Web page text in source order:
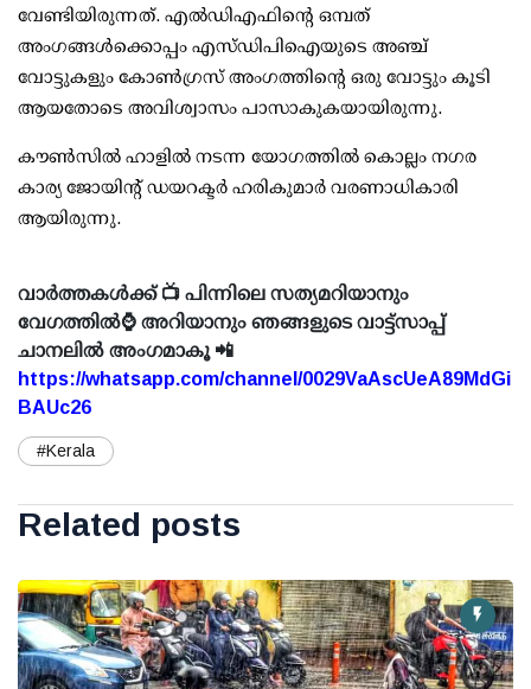
വേണ്ടിയിരുന്നത്. എല്‍ഡിഎഫിന്റെ ഒമ്പത്
അംഗങ്ങള്‍ക്കൊപ്പം എസ്ഡിപിഐയുടെ അഞ്ച്
വോട്ടുകളും കോണ്‍ഗ്രസ് അംഗത്തിന്റെ ഒരു വോട്ടും കൂടി
ആയതോടെ അവിശ്വാസം പാസാകുകയായിരുന്നു.
കൗണ്‍സില്‍ ഹാളില്‍ നടന്ന യോഗത്തില്‍ കൊല്ലം നഗര
കാര്യ ജോയിന്റ് ഡയറക്ടര്‍ ഹരികുമാര്‍ വരണാധികാരി
ആയിരുന്നു.
വാർത്തകൾക്ക് 📺 പിന്നിലെ സത്യമറിയാനും
വേഗത്തിൽ⌚ അറിയാനും ഞങ്ങളുടെ വാട്ട്സാപ്പ്
ചാനലിൽ അംഗമാകൂ 📲
https://whatsapp.com/channel/0029VaAscUeA89MdGi
BAUc26
#Kerala
Related posts